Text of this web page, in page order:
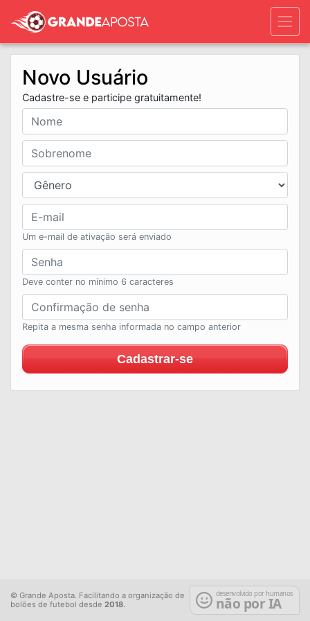
Novo Usuário
Cadastre-se e participe gratuitamente!
Um e-mail de ativação será enviado
Deve conter no mínimo 6 caracteres
Repita a mesma senha informada no campo anterior
Cadastrar-se
© Grande Aposta. Facilitando a organização de
bolões de futebol desde 2018.
desenvolvido por humanos
não por IA